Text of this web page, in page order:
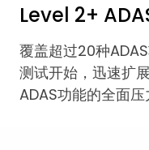
Level 2+
覆盖超过20种
测试开始，迅速扩
ADAS功能的全面压